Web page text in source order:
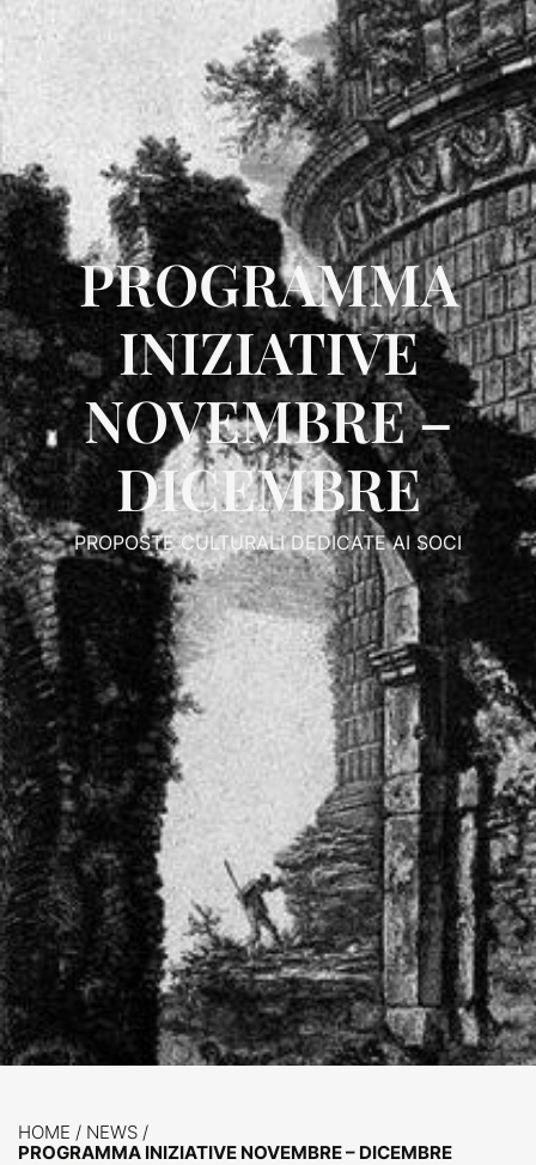
PROGRAMMA
INIZIATIVE
NOVEMBRE –
DICEMBRE
PROPOSTE CULTURALI DEDICATE AI SOCI
HOME / NEWS /
PROGRAMMA INIZIATIVE NOVEMBRE – DICEMBRE